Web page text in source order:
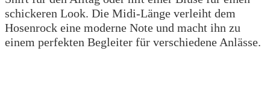
schickeren Look. Die Midi-Länge verleiht dem
Hosenrock eine moderne Note und macht ihn zu
einem perfekten Begleiter für verschiedene Anlässe.